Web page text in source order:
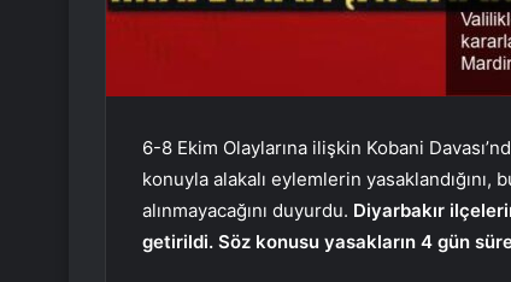
6-8 Ekim Olaylarına ilişkin Kobani
konuyla alakalı eylemlerin
alınmayacağını duyurdu. Diyarbakır
getirildi. Söz konusu yasakların 4 gün